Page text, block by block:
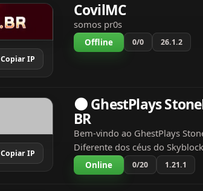
Copiar IP
CovilMC
somos pr0s
Offline 0/0 26.1.2
Copiar IP
🌑 GhestPlays
BR
Bem-vindo ao GhestPlays
Diferente dos céus do
começa preso dentro da pedra!
expanda e descubra um mundo
Online 0/20 1.21.1